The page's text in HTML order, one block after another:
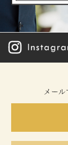
メー